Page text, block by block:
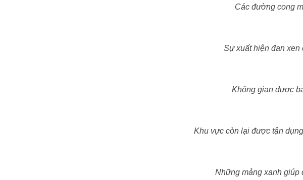
Các đường cong
Sự xuất hiện đan xen
Không gian được
Khu vực còn lại được tận
Những mảng xanh giúp